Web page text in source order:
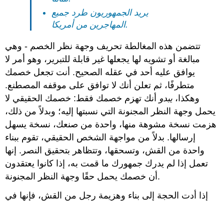
يريد الجمهوريون طرد جميع
المهاجرين من أمريكا.
تتضمن هذه المغالطة تحريف وجهة نظر الخصم - وهي
مبالغة أو تشويه لها يجعلها غير قابلة للتبرير، وهو أمر لا
يوافق عليه أحد في عقله الصحيح. أنت تجعل خصمك
متطرفًا، ثم تعلن أنك لا توافق على موقفه المصطنع.
وهكذا، يبدو أنك تهزم خصمك فقط: خصمك الحقيقي لا
يحمل وجهة النظر المجنونة التي نسبتها إليه؛ وبدلاً من ذلك،
هزمت نسخة مشوهة منها، واحدة من صنعك، نسخة يسهل
إرسالها. بدلاً من مواجهة الشخص الحقيقي، تقوم ببناء
واحدة من القش، وتسحقها، وتتظاهر بتحقيق النصر. إنها
تعمل إذا لم يدرك جمهورك ما قمت به، إذا كانوا يعتقدون
أن خصمك يحمل حقًا وجهة النظر المجنونة.
إذا أدت الحجة إلى بناء وهزيمة رجل من القش، فإنها في